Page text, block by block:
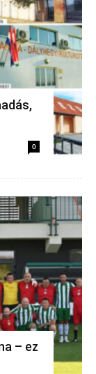
0
– ez